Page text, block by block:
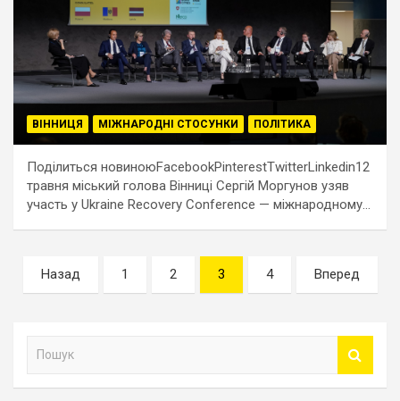
ВІННИЦЯ МІЖНАРОДНІ СТОСУНКИ ПОЛІТИКА
Поділиться новиноюFacebookPinterestTwitterLinkedin12
травня міський голова Вінниці Сергій Моргунов узяв
участь у Ukraine Recovery Conference — міжнародному…
Навігація
записів
Назад 1 2 3 4 Вперед